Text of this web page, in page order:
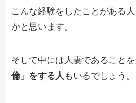
こんな経験をしたことがある
かと思います。
そして中には人妻であることを
倫」をする人 もいるでしょう。